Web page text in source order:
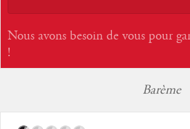
Nous avons besoin de vous pour
!
Barème